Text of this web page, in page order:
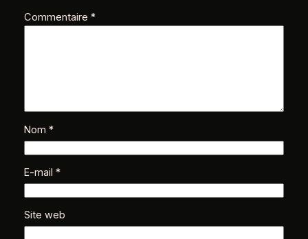
Commentaire *
Nom *
E-mail *
Site web